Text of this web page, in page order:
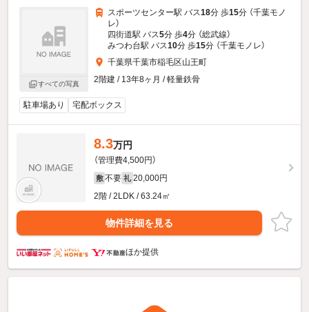
すべての写真
スポーツセンター駅 バス18分 歩15分 （千葉モノ
レ）
四街道駅 バス5分 歩4分 （総武線）
みつわ台駅 バス10分 歩15分 （千葉モノレ）
千葉県千葉市稲毛区山王町
2階建 / 13年8ヶ月 / 軽量鉄骨
駐車場あり 宅配ボックス
8.3万円
（管理費4,500円）
敷 不要 礼 20,000円
2階 / 2LDK / 63.24㎡
物件詳細を見る
ほか提供